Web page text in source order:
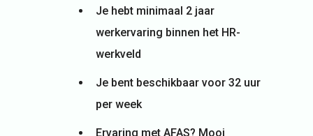
Je hebt minimaal 2 jaar
werkervaring binnen het HR-
werkveld
Je bent beschikbaar voor 32 uur
per week
Ervaring met AFAS? Mooi